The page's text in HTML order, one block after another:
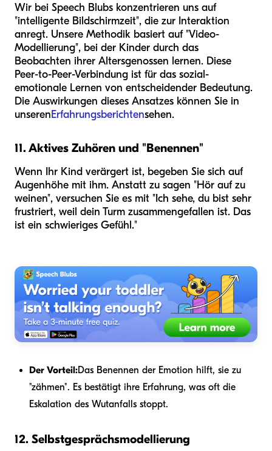
Wir bei Speech Blubs konzentrieren uns auf
"intelligente Bildschirmzeit", die zur Interaktion
anregt. Unsere Methodik basiert auf "Video-
Modellierung", bei der Kinder durch das
Beobachten ihrer Altersgenossen lernen. Diese
Peer-to-Peer-Verbindung ist für das sozial-
emotionale Lernen von entscheidender Bedeutung.
Die Auswirkungen dieses Ansatzes können Sie in
unserenErfahrungsberichtensehen.
11. Aktives Zuhören und "Benennen"
Wenn Ihr Kind verärgert ist, begeben Sie sich auf
Augenhöhe mit ihm. Anstatt zu sagen "Hör auf zu
weinen", versuchen Sie es mit "Ich sehe, du bist sehr
frustriert, weil dein Turm zusammengefallen ist. Das
ist ein schwieriges Gefühl."
Der Vorteil:Das Benennen der Emotion hilft, sie zu
"zähmen". Es bestätigt ihre Erfahrung, was oft die
Eskalation des Wutanfalls stoppt.
12. Selbstgesprächsmodellierung